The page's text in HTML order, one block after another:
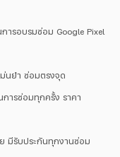
ารอบรมซ่อม Google Pixel
ม่นยำ ซ่อมตรงจุด
การซ่อมทุกครั้ง ราคา
มีรับประกันทุกงานซ่อม